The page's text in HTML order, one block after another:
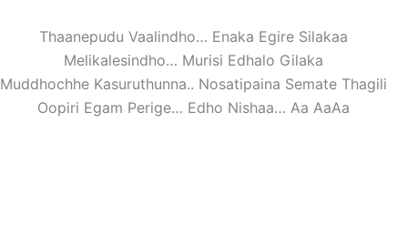
Thaanepudu Vaalindho… Enaka Egire Silakaa
Melikalesindho… Murisi Edhalo Gilaka
Muddhochhe Kasuruthunna.. Nosatipaina Semate Thagili
Oopiri Egam Perige… Edho Nishaa… Aa AaAa